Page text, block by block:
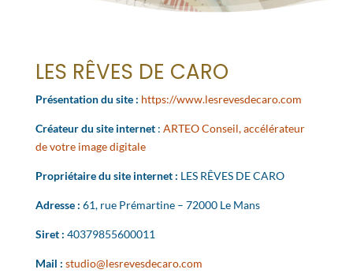
LES RÊVES DE CARO
Présentation du site : https://www.lesrevesdecaro.com
Créateur du site internet : ARTEO Conseil, accélérateur
de votre image digitale
Propriétaire du site internet : LES RÊVES DE CARO
Adresse : 61, rue Prémartine – 72000 Le Mans
Siret : 40379855600011
Mail : studio@lesrevesdecaro.com